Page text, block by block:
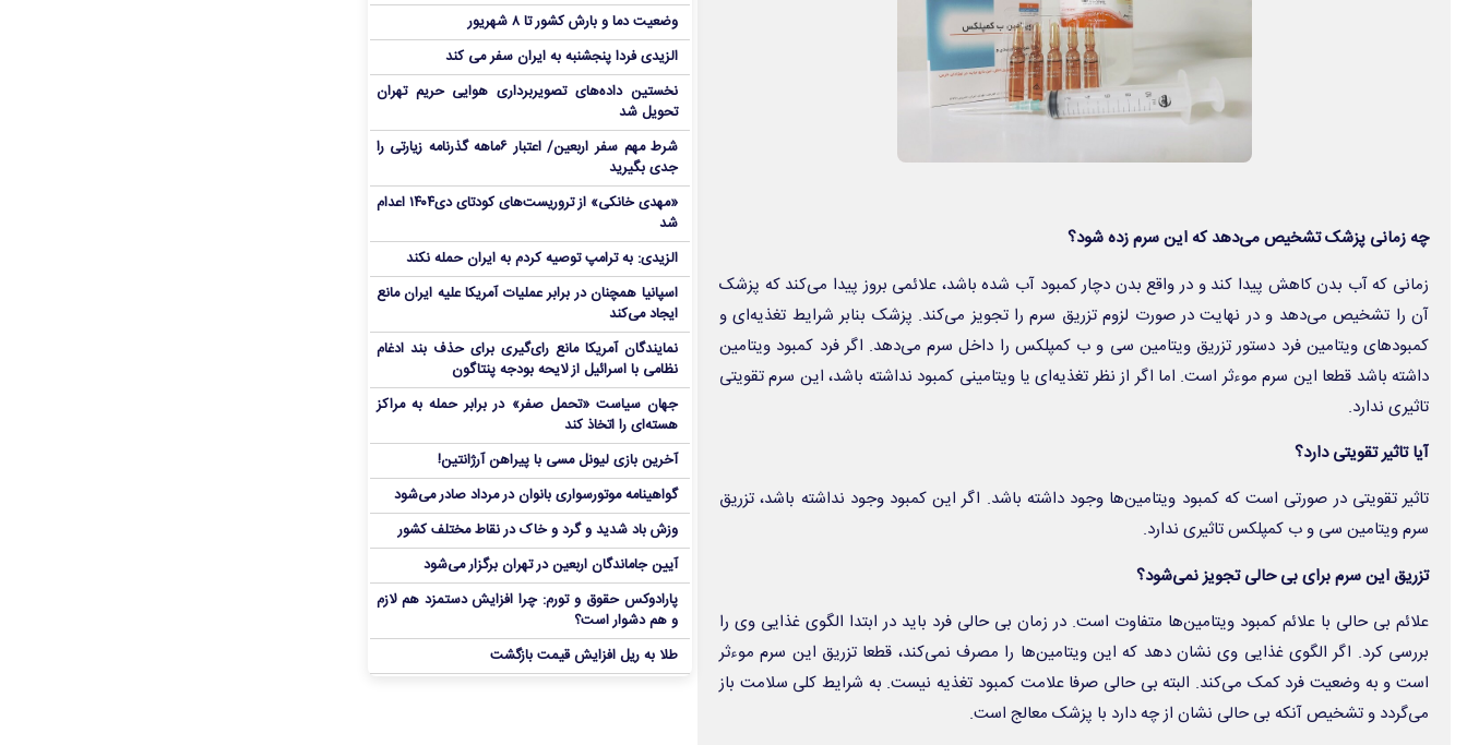
چه زمانی پزشک تشخیص می‌دهد که این سرم زده شود؟
زمانی که آب بدن کاهش پیدا کند و در واقع بدن دچار کمبود آب شده باشد، علائمی بروز پیدا می‌کند که پزشک
آن را تشخیص می‌دهد و در نهایت در صورت لزوم تزریق سرم را تجویز می‌کند. پزشک بنابر شرایط تغذیه‌ای و
کمبودهای ویتامین فرد دستور تزریق ویتامین سی و ب کمپلکس را داخل سرم می‌دهد. اگر فرد کمبود ویتامین
داشته باشد قطعا این سرم موءثر است. اما اگر از نظر تغذیه‌ای یا ویتامینی کمبود نداشته باشد، این سرم تقویتی
تاثیری ندارد.
آیا تاثیر تقویتی دارد؟
تاثیر تقویتی در صورتی است که کمبود ویتامین‌ها وجود داشته باشد. اگر این کمبود وجود نداشته باشد، تزریق
سرم ویتامین سی و ب کمپلکس تاثیری ندارد.
تزریق این سرم برای بی حالی تجویز نمی‌شود؟
علائم بی حالی با علائم کمبود ویتامین‌ها متفاوت است. در زمان بی حالی فرد باید در ابتدا الگوی غذایی وی را
بررسی کرد. اگر الگوی غذایی وی نشان دهد که این ویتامین‌ها را مصرف نمی‌کند، قطعا تزریق این سرم موءثر
است و به وضعیت فرد کمک می‌کند. البته بی حالی صرفا علامت کمبود تغذیه نیست. به شرایط کلی سلامت باز
می‌گردد و تشخیص آنکه بی حالی نشان از چه دارد با پزشک معالج است.
وضعیت دما و بارش کشور تا ۸ شهریور
الزیدی فردا پنجشنبه به ایران سفر می کند
نخستین داده‌های تصویربرداری هوایی حریم تهران
تحویل شد
شرط مهم سفر اربعین/ اعتبار ۶ماهه گذرنامه زیارتی را
جدی بگیرید
«مهدی خانکی» از تروریست‌های کودتای دی۱۴۰۴ اعدام
شد
الزیدی: به ترامپ توصیه کردم به ایران حمله نکند
اسپانیا همچنان در برابر عملیات آمریکا علیه ایران مانع
ایجاد می‌کند
نمایندگان آمریکا مانع رای‌گیری برای حذف بند ادغام
نظامی با اسرائیل از لایحه بودجه پنتاگون
جهان سیاست «تحمل صفر» در برابر حمله به مراکز
هسته‌ای را اتخاذ کند
آخرین بازی لیونل مسی با پیراهن آرژانتین!
گواهینامه موتورسواری بانوان در مرداد صادر می‌شود
وزش باد شدید و گرد و خاک در نقاط مختلف کشور
آیین جاماندگان اربعین در تهران برگزار می‌شود
پارادوکس حقوق و تورم: چرا افزایش دستمزد هم لازم
و هم دشوار است؟
طلا به ریل افزایش قیمت بازگشت